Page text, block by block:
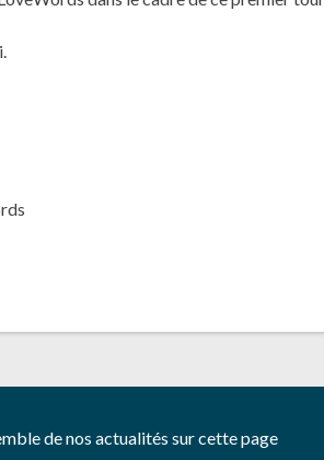
.
de nos actualités sur cette page